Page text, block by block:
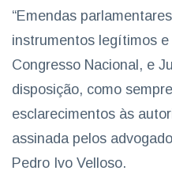
“Emendas
instrumentos legítimos
Congresso Nacional, e
disposição, como
esclarecimentos às
assinada pelos
Pedro Ivo Velloso.